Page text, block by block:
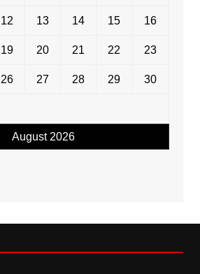
August 2026
12 13 14 15 16
19 20 21 22 23
26 27 28 29 30